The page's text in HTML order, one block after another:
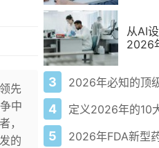
先
中
，
的
从AI
2026
3 2026年必知的顶
4
5 2026年FDA新型